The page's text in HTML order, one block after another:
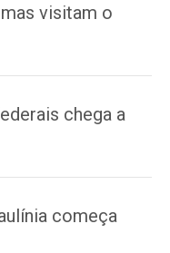
visitam o
chega a
começa